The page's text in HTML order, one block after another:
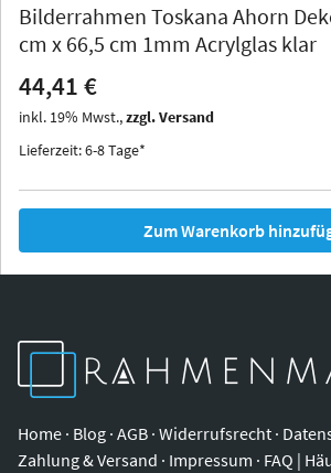
Iowa
Bilderrahmen Toskana Ahorn
cm x 66,5 cm 1mm Acrylglas klar
44,41 €
inkl. 19% Mwst.,zzgl. Versand
Lieferzeit: 6-8 Tage*
Zum Warenkorb
Home · Blog · AGB · Widerrufsrecht ·
Zahlung & Versand · Impressum · FAQ |